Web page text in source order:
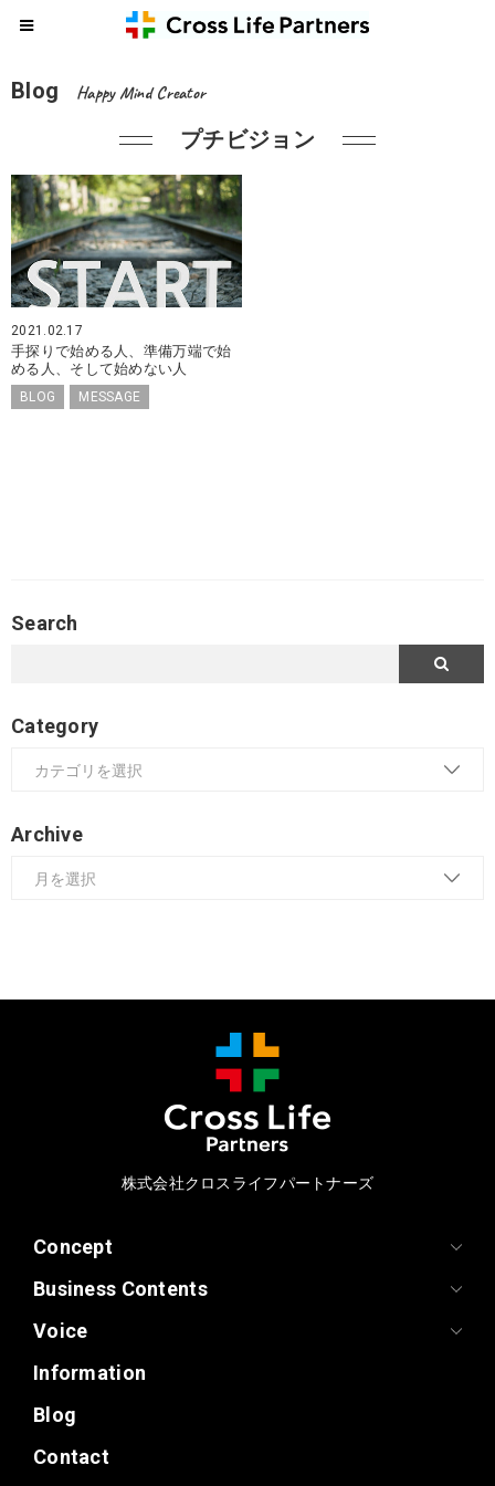
Blog Happy Mind Creator
プチビジョン
2021.02.17
手探りで始める人、準備万端で始
める人、そして始めない人
BLOG MESSAGE
Search
Category
Archive
株式会社クロスライフパートナーズ
Concept
Business Contents
Voice
Information
Blog
Contact